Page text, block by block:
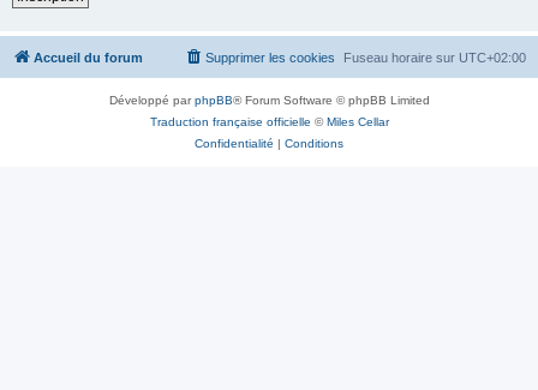
Accueil du forum Fuseau horaire sur UTC+02:00
Supprimer les cookies
Développé parphpBB® Forum Software © phpBB Limited
Traduction française officielle ©Miles Cellar
Confidentialité | Conditions